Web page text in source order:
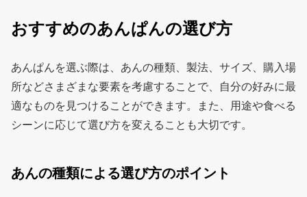
おすすめのあんぱんの選び方
あんぱんを選ぶ際は、あんの種類、製法、サイズ、購入場
所などさまざまな要素を考慮することで、自分の好みに最
適なものを見つけることができます。また、用途や食べる
シーンに応じて選び方を変えることも大切です。
あんの種類による選び方のポイント